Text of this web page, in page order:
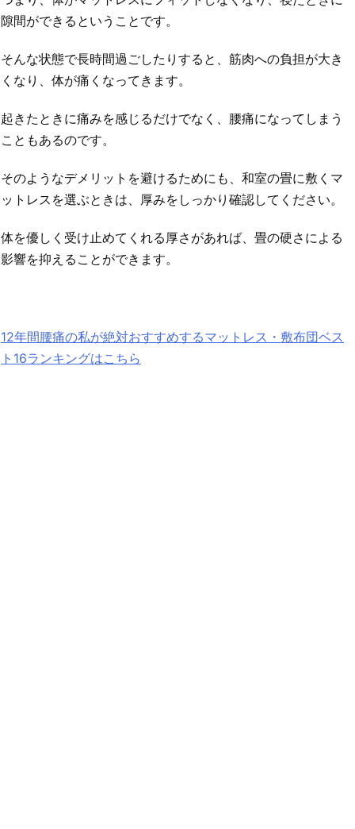
隙間ができるということです。
そんな状態で長時間過ごしたりすると、筋肉への負担が大き
くなり、体が痛くなってきます。
起きたときに痛みを感じるだけでなく、腰痛になってしまう
こともあるのです。
そのようなデメリットを避けるためにも、和室の畳に敷くマ
ットレスを選ぶときは、厚みをしっかり確認してください。
体を優しく受け止めてくれる厚さがあれば、畳の硬さによる
影響を抑えることができます。
12年間腰痛の私が絶対おすすめするマットレス・敷布団ベス
ト16ランキングはこちら